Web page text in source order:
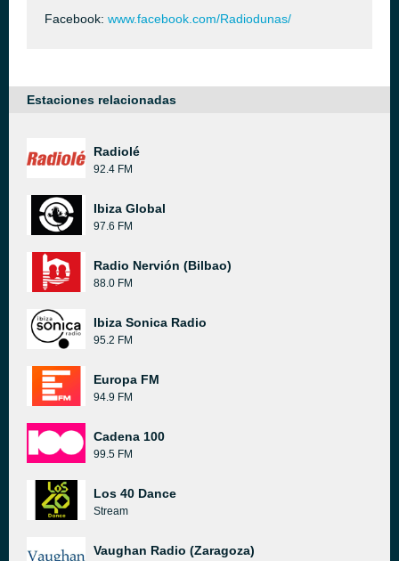
Facebook: www.facebook.com/Radiodunas/
Estaciones relacionadas
Radiolé
92.4 FM
Ibiza Global
97.6 FM
Radio Nervión (Bilbao)
88.0 FM
Ibiza Sonica Radio
95.2 FM
Europa FM
94.9 FM
Cadena 100
99.5 FM
Los 40 Dance
Stream
Vaughan Radio (Zaragoza)